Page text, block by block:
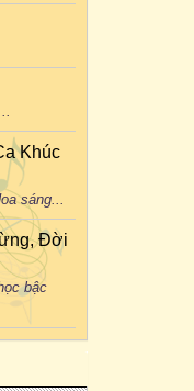
Khúc
sáng...
Đời
bậc